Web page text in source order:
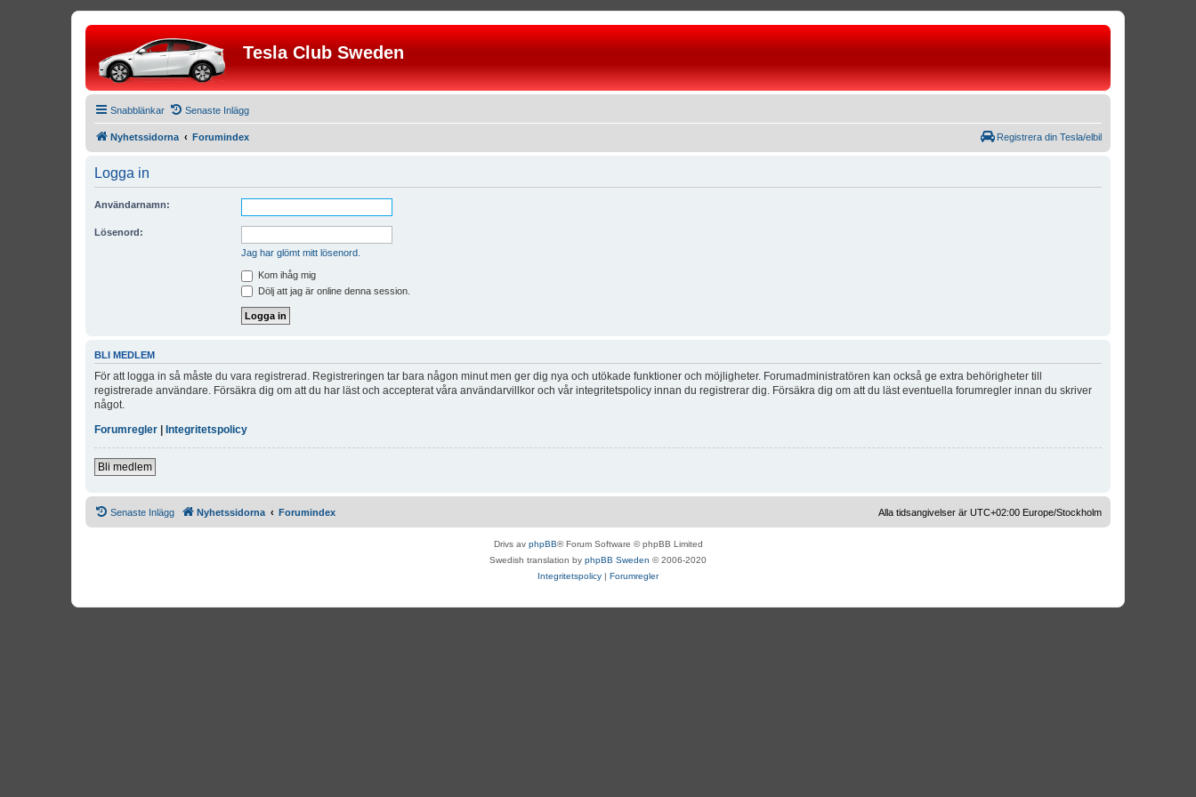
Tesla Club Sweden
Snabblänkar Senaste Inlägg
Nyhetssidorna Forumindex Registrera din Tesla/elbil
Logga in
Användarnamn:
Lösenord:
Jag har glömt mitt lösenord.
Kom ihåg mig
Dölj att jag är online denna session.
BLI MEDLEM
För att logga in så måste du vara registrerad. Registreringen tar bara någon minut men ger dig nya och utökade funktioner och möjligheter. Forumadministratören kan också ge extra behörigheter till
registrerade användare. Försäkra dig om att du har läst och accepterat våra användarvillkor och vår integritetspolicy innan du registrerar dig. Försäkra dig om att du läst eventuella forumregler innan du skriver
något.
Forumregler | Integritetspolicy
Bli medlem
Senaste Inlägg Nyhetssidorna Forumindex Alla tidsangivelser är UTC+02:00 Europe/Stockholm
Drivs av phpBB® Forum Software © phpBB Limited
Swedish translation by phpBB Sweden © 2006-2020
Integritetspolicy | Forumregler